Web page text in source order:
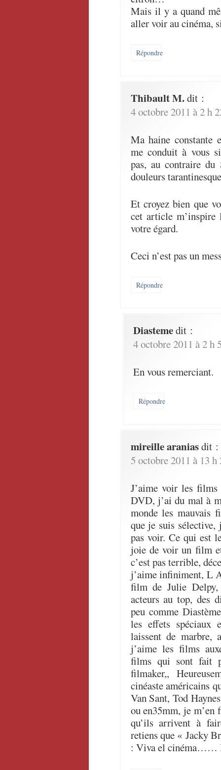
Mais il y a quand
aller voir au cinéma,
Répondre
Thibault M.dit :
4 octobre 2011 à 2 h
Ma haine constante
me conduit à vous
pas, au contraire du
douleurs
Et croyez bien que
cet article m’inspire
votre égard.
Ceci n’est pas un
Répondre
Diastemedit :
4 octobre 2011 à 2 h
En vous remerciant.
Répondre
mireille araniasdit :
5 octobre 2011 à 13 h
J’aime voir les films
DVD, j’ai du mal à
monde les mauvais
que je suis
pas voir. Ce qui est
joie de voir un film
c’est pas terrible,
j’aime infiniment, L
film de Julie Delpy,
acteurs au top, des
peu comme
les effets spéciaux
laissent de marbre,
j’aime les films
films qui sont fait
filmaker,,
cinéaste américains
Van Sant, Tod
ou en35mm, je m’en
qu’ils arrivent à
retiens que « Jacky
: Viva el cinéma……